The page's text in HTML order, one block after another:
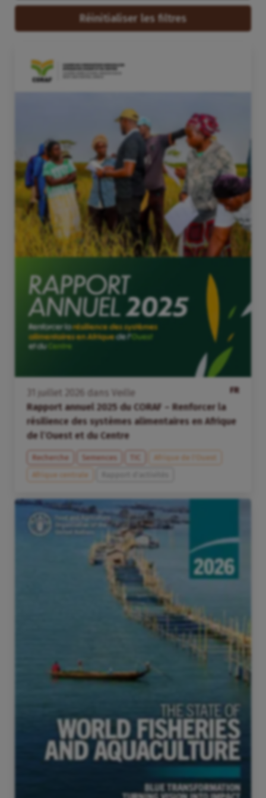
Réinitialiser les filtres
FR
juillet dans
Veille
Rapport annuel 2025 du CORAF – Renforcer la
résilience des systèmes alimentaires en Afrique
de l’Ouest et du Centre
Recherche Semences
Afrique de l’Ouest
Afrique centrale